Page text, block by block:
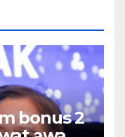
bonus 2